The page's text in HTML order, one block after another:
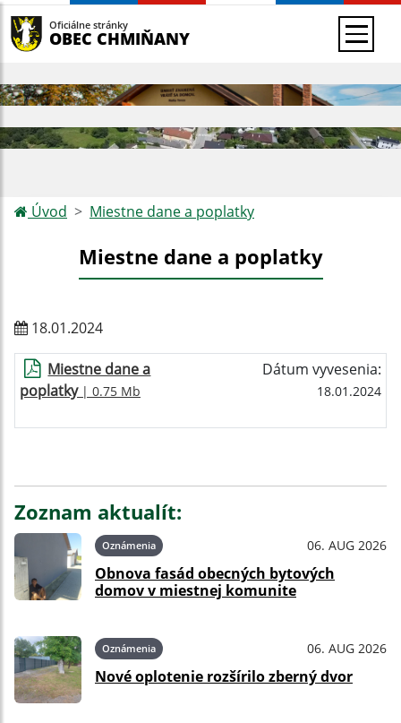
Oficiálne stránky
OBEC CHMIŇANY
Úvod Miestne dane a poplatky
Miestne dane a poplatky
18.01.2024
Miestne dane a
poplatky| 0.75 Mb
Dátum vyvesenia:
18.01.2024
Zoznam aktualít:
Oznámenia 06. AUG 2026
Obnova fasád obecných bytových
domov v miestnej komunite
Oznámenia 06. AUG 2026
Nové oplotenie rozšírilo zberný dvor